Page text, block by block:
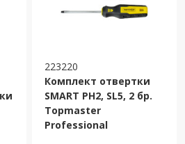
223220
Комплект отвертки
SMART PH2, SL5, 2 бр.
Topmaster
Professional